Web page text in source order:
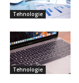
Tehnologie
Tehnologie